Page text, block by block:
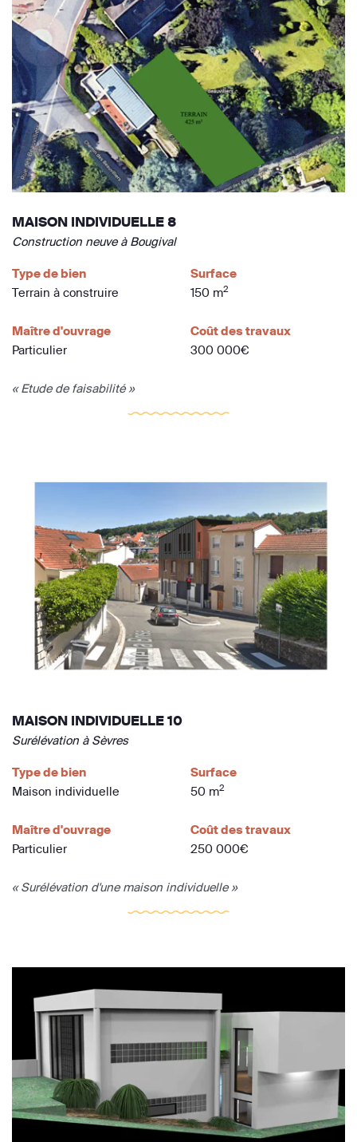
MAISON INDIVIDUELLE 8
Construction neuve à Bougival
Type de bien
Terrain à construire
Surface
150 m2
Maître d'ouvrage
Particulier
Coût des travaux
300 000€
« Etude de faisabilité »
MAISON INDIVIDUELLE 10
Surélévation à Sèvres
Type de bien
Maison individuelle
Surface
50 m2
Maître d'ouvrage
Particulier
Coût des travaux
250 000€
« Surélévation d'une maison individuelle »